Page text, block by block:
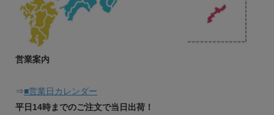
営業案内
⇒■営業日カレンダー
平日14時までのご注文で当日出荷！